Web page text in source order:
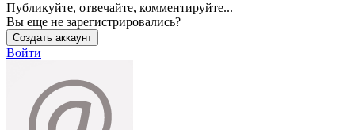
Публикуйте, отвечайте, комментируйте...
Вы еще не зарегистрировались?
Создать аккаунт
Войти